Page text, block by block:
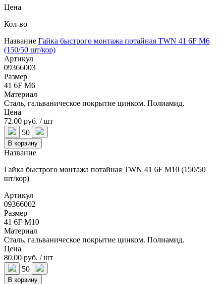
Цена
Кол-во
Название Гайка быстрого монтажа потайная TWN 41 6F M6
(150/50 шт/кор)
Артикул
09366003
Размер
41 6F M6
Материал
Сталь, гальваническое покрытие цинком. Полиамид.
Цена
72.00 руб. / шт
50
В корзину
Название
Гайка быстрого монтажа потайная TWN 41 6F M10 (150/50
шт/кор)
Артикул
09366002
Размер
41 6F M10
Материал
Сталь, гальваническое покрытие цинком. Полиамид.
Цена
80.00 руб. / шт
50
В корзину